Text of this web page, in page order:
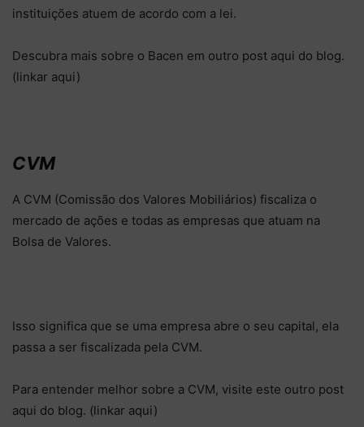
instituições atuem de acordo com a lei.
Descubra mais sobre o Bacen em outro post aqui do blog.
(linkar aqui)
CVM
A CVM (Comissão dos Valores Mobiliários) fiscaliza o
mercado de ações e todas as empresas que atuam na
Bolsa de Valores.
Isso significa que se uma empresa abre o seu capital, ela
passa a ser fiscalizada pela CVM.
Para entender melhor sobre a CVM, visite este outro post
aqui do blog. (linkar aqui)